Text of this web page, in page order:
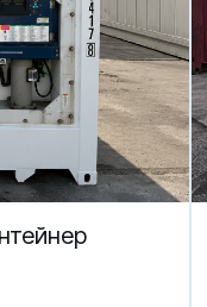
и состояния корпуса
HLXU 872623-9»
корпус?
контейнер
держит режим?
Рефрижераторный